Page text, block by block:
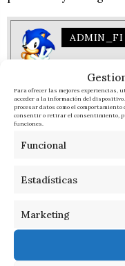
Para ofrecer las mejores experiencias,
acceder a la información del
procesar datos como el
consentir o retirar el consentimiento,
funciones.
Funcional
Estadísticas
Marketing
ADMIN_FI
RESPONDER